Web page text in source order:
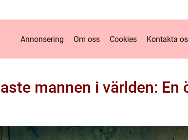
Annonsering Om oss Cookies Kontakta
mannen i världen: En